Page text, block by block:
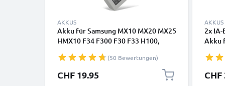
AKKUS
Akku für Samsung MX10 MX20 MX25
HMX10 F34 F300 F30 F33 H100,
CELLONIC
(50 Bewertungen)
CHF 19.95
AKKUS
2x IA-
Akku
MX20
-
CHF